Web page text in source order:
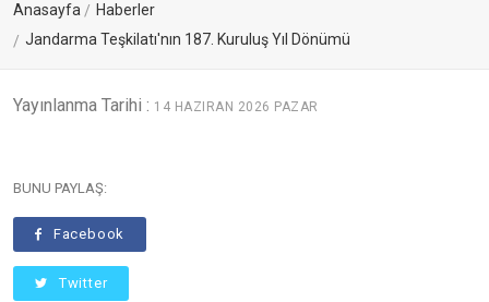
Anasayfa
Haberler
Jandarma Teşkilatı'nın 187. Kuruluş Yıl Dönümü
Yayınlanma Tarihi : 14 HAZIRAN 2026 PAZAR
BUNU PAYLAŞ:
Facebook
Twitter